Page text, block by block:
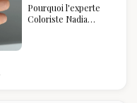
Pourquoi l'experte
Coloriste Nadia